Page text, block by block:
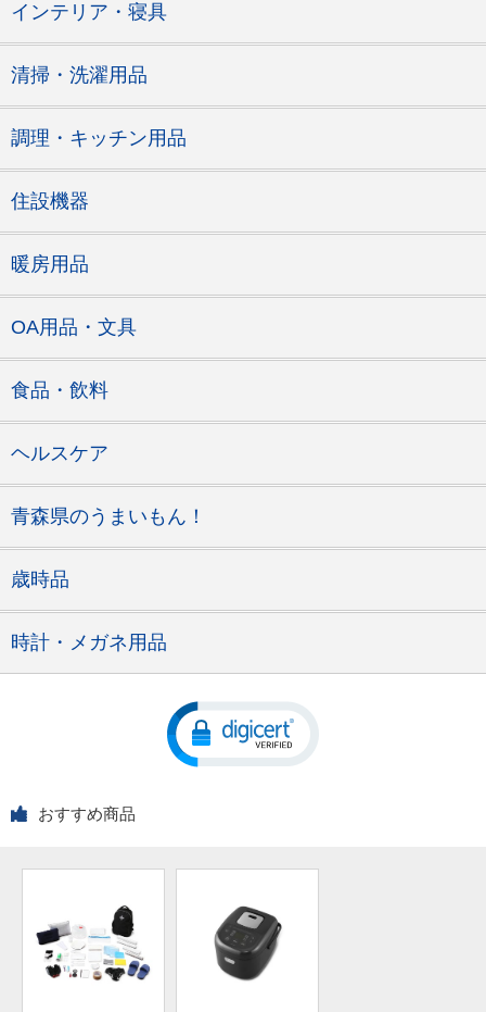
インテリア・寝具
清掃・洗濯用品
調理・キッチン用品
住設機器
暖房用品
OA用品・文具
食品・飲料
ヘルスケア
青森県のうまいもん！
歳時品
時計・メガネ用品
おすすめ商品